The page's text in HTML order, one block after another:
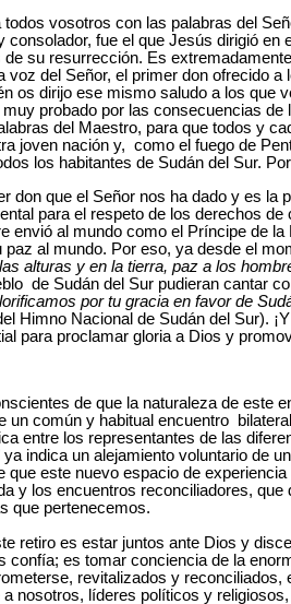
vosotros con las palabras del
consolador, fue el que Jesús dirigió
su resurrección. Es
voz del Señor, el primer don ofrecido
os dirijo ese mismo saludo a los
muy probado por las consecuencias
del Maestro, para que todos y
joven nación y, como el fuego de
los habitantes de Sudán del Sur.
don que el Señor nos ha dado y es
para el respeto de los derechos
envió al mundo como el Príncipe de
paz al mundo. Por eso, ya desde el
alturas y en la tierra, paz a los
de Sudán del Sur pudieran cantar
por tu gracia en favor de
Himno Nacional de Sudán del Sur).
para proclamar gloria a Dios y
de que la naturaleza de este
un común y habitual encuentro
entre los representantes de las
ya indica un alejamiento voluntario de
que este nuevo espacio de
y los encuentros reconciliadores,
que pertenecemos.
retiro es estar juntos ante Dios y
confía; es tomar conciencia de la
revitalizados y
nosotros, líderes políticos y